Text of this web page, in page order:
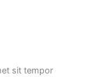
sit tempor